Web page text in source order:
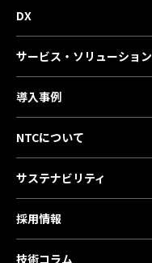
DX
サービス・ソリューション
導入事例
NTCについて
サステナビリティ
採用情報
技術コラム